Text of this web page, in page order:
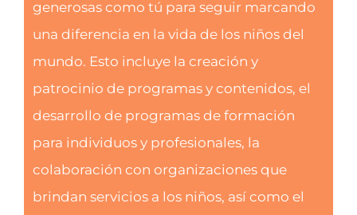
generosas como tú para seguir marcando
una diferencia en la vida de los niños del
mundo. Esto incluye la creación y
patrocinio de programas y contenidos, el
desarrollo de programas de formación
para individuos y profesionales, la
colaboración con organizaciones que
brindan servicios a los niños, así como el